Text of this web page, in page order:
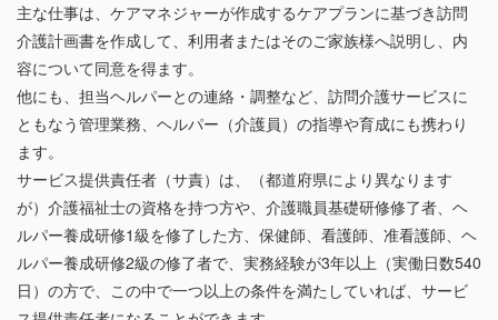
主な仕事は、ケアマネジャーが作成するケアプランに基づき訪問
介護計画書を作成して、利用者またはそのご家族様へ説明し、内
容について同意を得ます。
他にも、担当ヘルパーとの連絡・調整など、訪問介護サービスに
ともなう管理業務、ヘルパー（介護員）の指導や育成にも携わり
ます。
サービス提供責任者（サ責）は、（都道府県により異なります
が）介護福祉士の資格を持つ方や、介護職員基礎研修修了者、ヘ
ルパー養成研修1級を修了した方、保健師、看護師、准看護師、ヘ
ルパー養成研修2級の修了者で、実務経験が3年以上（実働日数540
日）の方で、この中で一つ以上の条件を満たしていれば、サービ